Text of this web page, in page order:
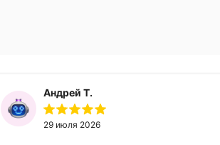
Андрей Т.
29 июля 2026